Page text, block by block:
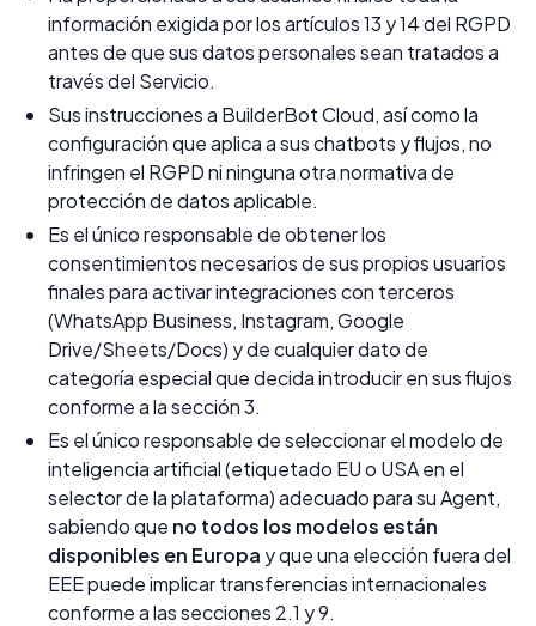
información exigida por los artículos 13 y 14 del RGPD
antes de que sus datos personales sean tratados a
través del Servicio.
Sus instrucciones a BuilderBot Cloud, así como la
configuración que aplica a sus chatbots y flujos, no
infringen el RGPD ni ninguna otra normativa de
protección de datos aplicable.
Es el único responsable de obtener los
consentimientos necesarios de sus propios usuarios
finales para activar integraciones con terceros
(WhatsApp Business, Instagram, Google
Drive/Sheets/Docs) y de cualquier dato de
categoría especial que decida introducir en sus flujos
conforme a la sección 3.
Es el único responsable de seleccionar el modelo de
inteligencia artificial (etiquetado EU o USA en el
selector de la plataforma) adecuado para su Agent,
sabiendo que no todos los modelos están
disponibles en Europa y que una elección fuera del
EEE puede implicar transferencias internacionales
conforme a las secciones 2.1 y 9.